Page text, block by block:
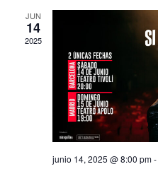
JUN
14
2025
junio 14, 2025 @ 8:00 pm-